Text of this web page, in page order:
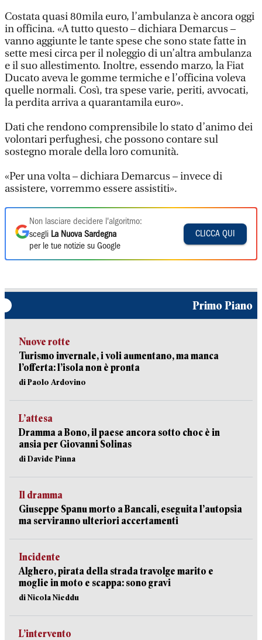
Costata quasi 80mila euro, l’ambulanza è ancora oggi
in officina. «A tutto questo – dichiara Demarcus –
vanno aggiunte le tante spese che sono state fatte in
sette mesi circa per il noleggio di un’altra ambulanza
e il suo allestimento. Inoltre, essendo marzo, la Fiat
Ducato aveva le gomme termiche e l’officina voleva
quelle normali. Così, tra spese varie, periti, avvocati,
la perdita arriva a quarantamila euro».
Dati che rendono comprensibile lo stato d’animo dei
volontari perfughesi, che possono contare sul
sostegno morale della loro comunità.
«Per una volta – dichiara Demarcus – invece di
assistere, vorremmo essere assistiti».
Non lasciare decidere l'algoritmo:
scegli La Nuova Sardegna
per le tue notizie su Google
CLICCA QUI
Primo Piano
Nuove rotte
Turismo invernale, i voli aumentano, ma manca
l’offerta: l’isola non è pronta
di Paolo Ardovino
L’attesa
Dramma a Bono, il paese ancora sotto choc è in
ansia per Giovanni Solinas
di Davide Pinna
Il dramma
Giuseppe Spanu morto a Bancali, eseguita l’autopsia
ma serviranno ulteriori accertamenti
Incidente
Alghero, pirata della strada travolge marito e
moglie in moto e scappa: sono gravi
di Nicola Nieddu
L’intervento